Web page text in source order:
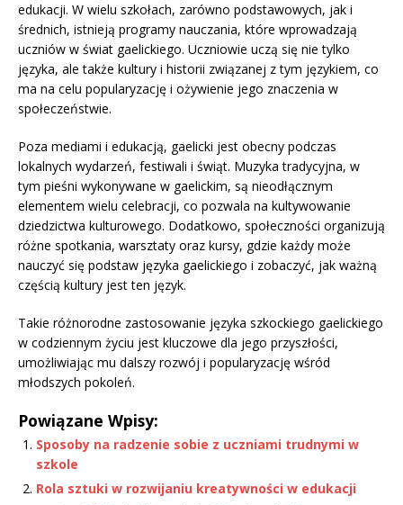
edukacji. W wielu szkołach, zarówno podstawowych, jak i
średnich, istnieją programy nauczania, które wprowadzają
uczniów w świat gaelickiego. Uczniowie uczą się nie tylko
języka, ale także kultury i historii związanej z tym językiem, co
ma na celu popularyzację i ożywienie jego znaczenia w
społeczeństwie.
Poza mediami i edukacją, gaelicki jest obecny podczas
lokalnych wydarzeń, festiwali i świąt. Muzyka tradycyjna, w
tym pieśni wykonywane w gaelickim, są nieodłącznym
elementem wielu celebracji, co pozwala na kultywowanie
dziedzictwa kulturowego. Dodatkowo, społeczności organizują
różne spotkania, warsztaty oraz kursy, gdzie każdy może
nauczyć się podstaw języka gaelickiego i zobaczyć, jak ważną
częścią kultury jest ten język.
Takie różnorodne zastosowanie języka szkockiego gaelickiego
w codziennym życiu jest kluczowe dla jego przyszłości,
umożliwiając mu dalszy rozwój i popularyzację wśród
młodszych pokoleń.
Powiązane Wpisy:
Sposoby na radzenie sobie z uczniami trudnymi w
szkole
Rola sztuki w rozwijaniu kreatywności w edukacji